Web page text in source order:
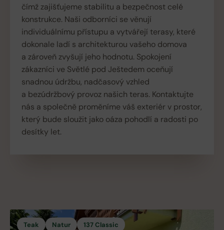
čímž zajišťujeme stabilitu a bezpečnost celé
konstrukce. Naši odborníci se věnují
individuálnímu přístupu a vytvářejí terasy, které
dokonale ladí s architekturou vašeho domova
a zároveň zvyšují jeho hodnotu. Spokojení
zákazníci ve Světlé pod Ještedem oceňují
snadnou údržbu, nadčasový vzhled
a bezúdržbový provoz našich teras. Kontaktujte
nás a společně proměníme váš exteriér v prostor,
který bude sloužit jako oáza pohodlí a radosti po
desítky let.
Teak Natur 137 Classic